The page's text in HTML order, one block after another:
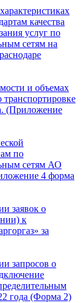
качества
услуг по
сетям на
и объемах
транспортировке
(Приложение
по
сетям АО
4 форма
заявок о
к
за
запросов о
года (Форма 2)